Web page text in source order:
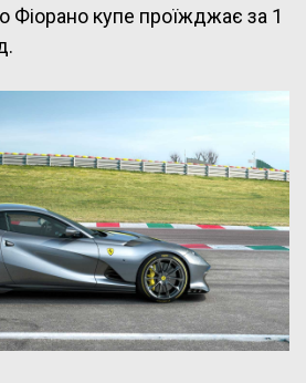
Фіорано купе проїжджає за 1